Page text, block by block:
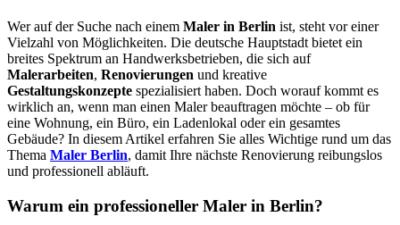
Wer auf der Suche nach einem Maler in Berlin ist, steht vor einer
Vielzahl von Möglichkeiten. Die deutsche Hauptstadt bietet ein
breites Spektrum an Handwerksbetrieben, die sich auf
Malerarbeiten, Renovierungen und kreative
Gestaltungskonzepte spezialisiert haben. Doch worauf kommt es
wirklich an, wenn man einen Maler beauftragen möchte – ob für
eine Wohnung, ein Büro, ein Ladenlokal oder ein gesamtes
Gebäude? In diesem Artikel erfahren Sie alles Wichtige rund um das
Thema Maler Berlin, damit Ihre nächste Renovierung reibungslos
und professionell abläuft.
Warum ein professioneller Maler in Berlin?